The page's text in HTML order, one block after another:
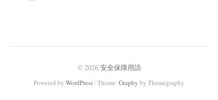
© 2026 安全保障用語
Powered by WordPress | Theme: Graphy by Themegraphy